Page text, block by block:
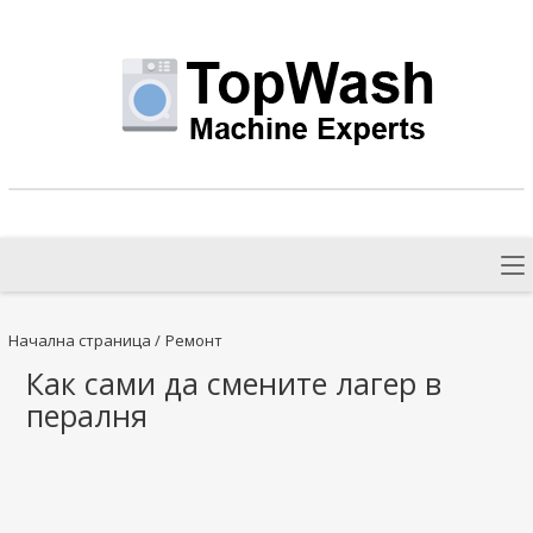
Начална страница / Ремонт
Как сами да смените лагер в
пералня